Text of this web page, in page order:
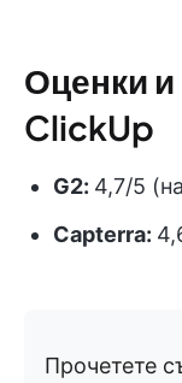
Оценки и
ClickUp
G2: 4,7/5
Capterra:
Прочетете